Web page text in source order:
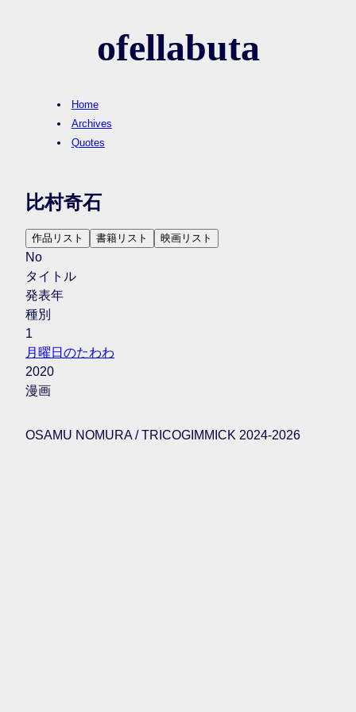
ofellabuta
Home
Archives
Quotes
比村奇石
作品リスト 書籍リスト 映画リスト
No
タイトル
発表年
種別
1
月曜日のたわわ
2020
漫画
OSAMU NOMURA / TRICOGIMMICK 2024-2026